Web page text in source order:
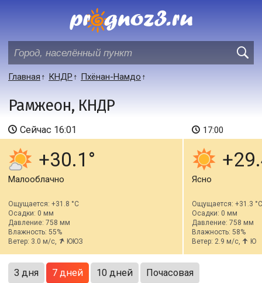
Главная КНДР Пхёнан-Намдо
Рамжеон, КНДР
Сейчас 16:01
+30.1
Малооблачно
Ощущается: +31.8 °C
Осадки: 0 мм
Давление: 758 мм
Влажность: 55%
Ветер: 3.0 м/с,
ЮЮЗ
17:00
Ясно
Ощущается: +31.3 °C
Осадки: 0 мм
Давление: 758 мм
Влажность: 58%
Ветер: 2.9 м/с,
Ю
3 дня 7 дней 10 дней Почасовая